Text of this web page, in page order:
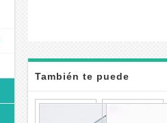
También te puede
interesar